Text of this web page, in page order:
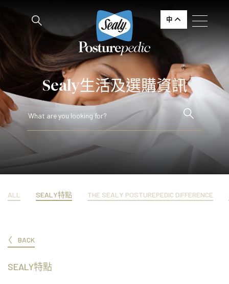
中
Sealy生活及選購資訊
ALL SEALY特點 THE SEALY POSTUREPEDIC DIFFERENCE
BACK
SEALY特點